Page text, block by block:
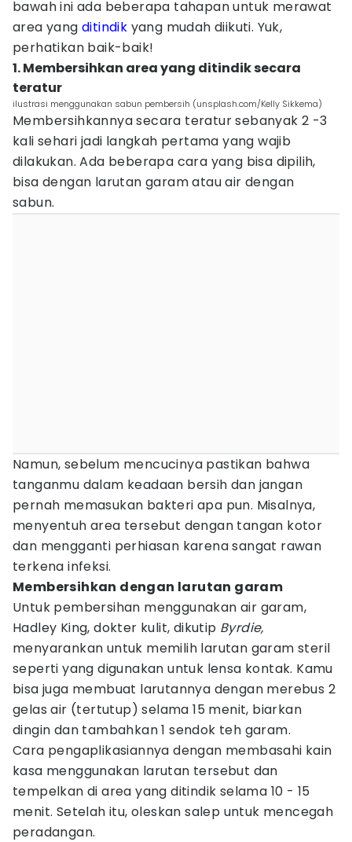
bawah ini ada beberapa tahapan untuk merawat
area yangditindik yang mudah diikuti. Yuk,
perhatikan baik-baik!
1. Membersihkan area yang ditindik secara
teratur
ilustrasi menggunakan sabun pembersih (unsplash.com/Kelly Sikkema)
Membersihkannya secara teratur sebanyak 2 -3
kali sehari jadi langkah pertama yang wajib
dilakukan. Ada beberapa cara yang bisa dipilih,
bisa dengan larutan garam atau air dengan
sabun.
Namun, sebelum mencucinya pastikan bahwa
tanganmu dalam keadaan bersih dan jangan
pernah memasukan bakteri apa pun. Misalnya,
menyentuh area tersebut dengan tangan kotor
dan mengganti perhiasan karena sangat rawan
terkena infeksi.
Membersihkan dengan larutan garam
Untuk pembersihan menggunakan air garam,
Hadley King, dokter kulit, dikutip Byrdie,
menyarankan untuk memilih larutan garam steril
seperti yang digunakan untuk lensa kontak. Kamu
bisa juga membuat larutannya dengan merebus 2
gelas air (tertutup) selama 15 menit, biarkan
dingin dan tambahkan 1 sendok teh garam.
Cara pengaplikasiannya dengan membasahi kain
kasa menggunakan larutan tersebut dan
tempelkan di area yang ditindik selama 10 - 15
menit. Setelah itu, oleskan salep untuk mencegah
peradangan.